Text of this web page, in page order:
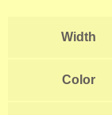
Width
Color